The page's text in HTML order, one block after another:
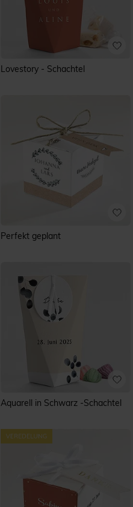
Lovestory - Schachtel
Perfekt geplant
Aquarell in Schwarz -Schachtel